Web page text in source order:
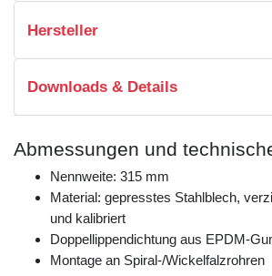
Hersteller
Downloads & Details
Abmessungen und
Nennweite: 315 mm
Material: gepresstes Stahlblech,
und kalibriert
Doppellippendichtung aus EPDM-
Montage an Spiral-/Wickelfalzrohren